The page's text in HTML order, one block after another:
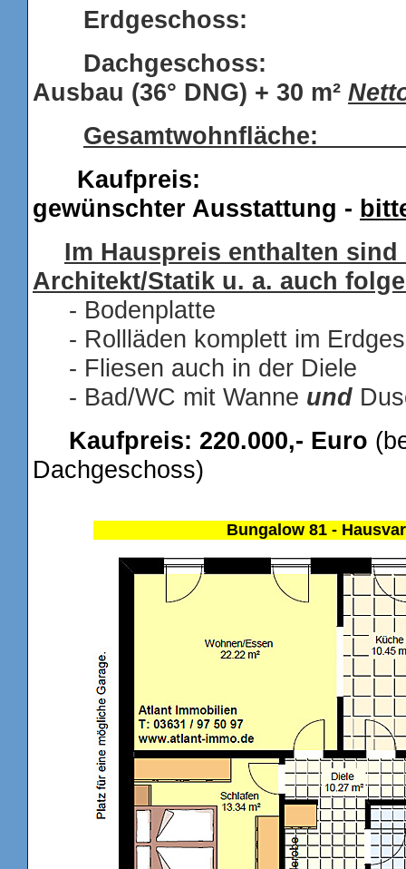
Erdgeschoss:
Dachgeschoss:
Ausbau (36° DNG) + 30 m²
Gesamtwohnfläche:
Kaufpreis: Je
gewünschter Ausstattung -
Im Hauspreis enthalten sind
Architekt/Statik u. a. auch
- Bodenplatte
- Rollläden komplett im
- Fliesen auch in der Diele
- Bad/WC mit Wanne und
Kaufpreis: 220.000,- Euro
Dachgeschoss)
Bungalow 81 -